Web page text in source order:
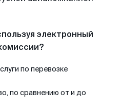
электронный
по перевозке
по сравнению от и до